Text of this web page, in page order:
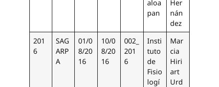
aloa
pan
Her
nán
dez
201
6
SAG
ARP
A
01/0
8/20
16
10/0
8/20
16
002_
201
6
Insti
tuto
de
Fisio
logí
Mar
cia
Hiri
art
Urd